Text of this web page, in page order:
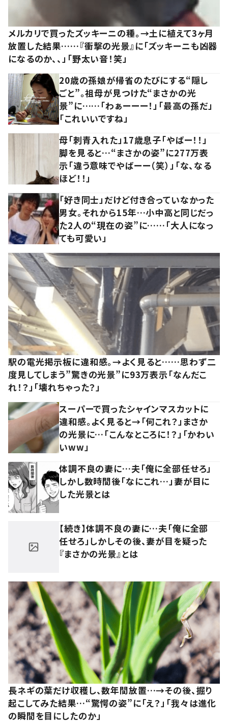
メルカリで買ったズッキーニの種。→土に植えて3ヶ月
放置した結果……『衝撃の光景』に「ズッキーニも凶器
になるのか、、」「野太い音！笑」
20歳の孫娘が帰省のたびにする“隠し
ごと”。祖母が見つけた“まさかの光
景”に……「わぁーーー！」「最高の孫だ」
「これいいですね」
母「刺青入れた」17歳息子「やばー！！」
脚を見ると…“まさかの姿”に277万表
示「違う意味でやばーー（笑）」「な、なる
ほど！！」
「好き同士」だけど付き合っていなかった
男女。それから15年…小中高と同じだっ
た2人の“現在の姿”に……「大人になっ
ても可愛い」
駅の電光掲示板に違和感。→よく見ると……思わず二
度見してしまう”驚きの光景”に93万表示「なんだこ
れ！？」「壊れちゃった？」
スーパーで買ったシャインマスカットに
違和感。よく見ると→「何これ？」まさか
の光景に…「こんなところに！？」「かわい
いww」
体調不良の妻に…夫「俺に全部任せろ」
しかし数時間後「なにこれ…」妻が目に
した光景とは
【続き】体調不良の妻に…夫「俺に全部
任せろ」しかしその後、妻が目を疑った
『まさかの光景』とは
長ネギの葉だけ収穫し、数年間放置…→その後、掘り
起こしてみた結果…“驚愕の姿”に「え？」「我々は進化
の瞬間を目にしたのか」